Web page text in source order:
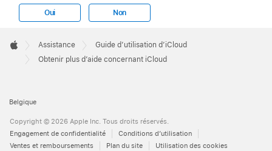
Oui Non
Footer

Apple
Assistance
Guide d’utilisation d’iCloud
Obtenir plus d’aide concernant iCloud
Belgique
Copyright © 2026 Apple Inc. Tous droits réservés.
Engagement de confidentialité
Conditions d’utilisation
Ventes et remboursements
Plan du site Utilisation des cookies